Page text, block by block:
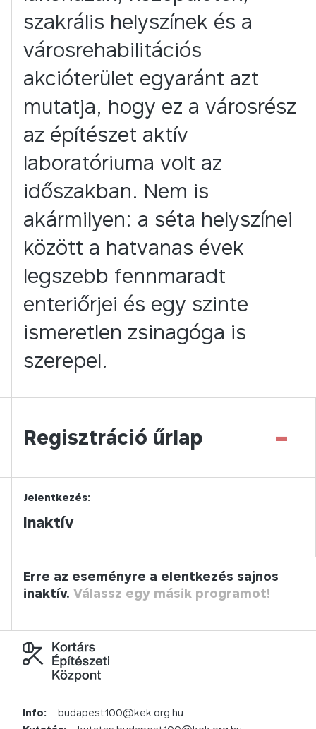
szakrális helyszínek és a
városrehabilitációs
akcióterület egyaránt azt
mutatja, hogy ez a városrész
az építészet aktív
laboratóriuma volt az
időszakban. Nem is
akármilyen: a séta helyszínei
között a hatvanas évek
legszebb fennmaradt
enteriőrjei és egy szinte
ismeretlen zsinagóga is
szerepel.
Regisztráció űrlap -
Jelentkezés:
Inaktív
Erre az eseményre a elentkezés sajnos
inaktív. Válassz egy másik programot!
Info:
budapest100@kek.org.hu